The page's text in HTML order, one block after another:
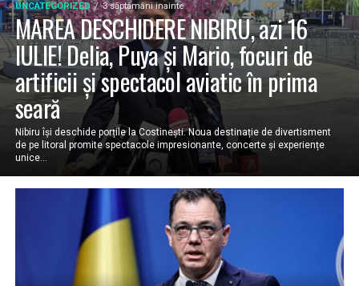
UNCATEGORIZED 3 săptămâni inainte
MAREA DESCHIDERE NIBIRU, azi 16
IULIE! Delia, Puya și Mario, focuri de
artificii și spectacol aviatic în prima
seară
Nibiru își deschide porțile la Costinești. Noua destinație de divertisment
de pe litoral promite spectacole impresionante, concerte și experiențe
unice...